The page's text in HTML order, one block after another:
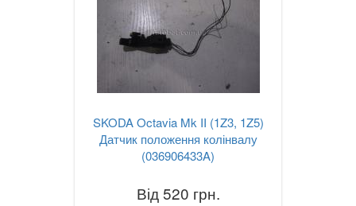
SKODA Octavia Mk II (1Z3, 1Z5)
Датчик положення колінвалу
(036906433A)
Від 520 грн.